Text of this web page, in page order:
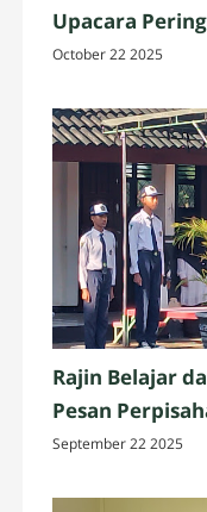
Upacara
2025 di
October 22 2025
Rajin Belajar
Pesan
MTsN 3
September 22 2025